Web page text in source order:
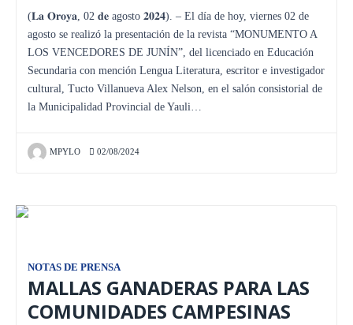
(𝐋𝐚 𝐎𝐫𝐨𝐲𝐚, 02 𝐝𝐞 agosto 𝟐𝟎𝟐𝟒). – El día de hoy, viernes 02 de
agosto se realizó la presentación de la revista “MONUMENTO A
LOS VENCEDORES DE JUNÍN”, del licenciado en Educación
Secundaria con mención Lengua Literatura, escritor e investigador
cultural, Tucto Villanueva Alex Nelson, en el salón consistorial de
la Municipalidad Provincial de Yauli…
MPYLO 02/08/2024
NOTAS DE PRENSA
MALLAS GANADERAS PARA LAS
COMUNIDADES CAMPESINAS